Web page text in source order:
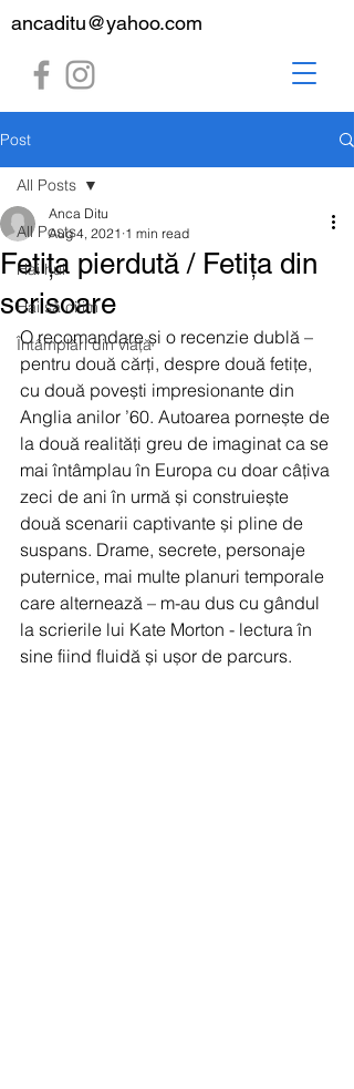
ancaditu@yahoo.com
Post
All Posts
Hai hui
Hai să citim
Întâmplări din viață
All Posts
Fetița pierdută / Fetița din
scrisoare
Anca Ditu
Aug 4, 2021 1 min read
O recomandare și o recenzie dublă –
pentru două cărți, despre două fetițe,
cu două povești impresionante din
Anglia anilor ’60. Autoarea pornește de
la două realități greu de imaginat ca se
mai întâmplau în Europa cu doar câțiva
zeci de ani în urmă și construiește
două scenarii captivante și pline de
suspans. Drame, secrete, personaje
puternice, mai multe planuri temporale
care alternează – m-au dus cu gândul
la scrierile lui Kate Morton - lectura în
sine fiind fluidă și ușor de parcurs.